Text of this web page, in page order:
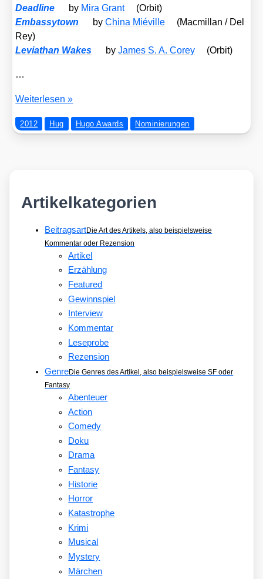
Dead­line
by Mira Grant
(Orbit)
Embas­sy­town
byChi­na Mié­ville
(Macmil­lan /​ Del
Rey)
Levia­than Wakes
byJames S. A. Corey (Orbit)
…
Hugo-
nie­
Wei­ter­le­sen »
2012 Hug Hugo Awards Nominierungen
Artikelkategorien
BeitragsartDie Art des Artikels, also beispielsweise
Kommentar oder Rezension
Artikel
Erzählung
Featured
Gewinnspiel
Interview
Kommentar
Leseprobe
Rezension
GenreDie Genres des Artikel, also beispielsweise SF oder
Fantasy
Abenteuer
Action
Comedy
Doku
Drama
Fantasy
Historie
Horror
Katastrophe
Krimi
Musical
Mystery
Märchen